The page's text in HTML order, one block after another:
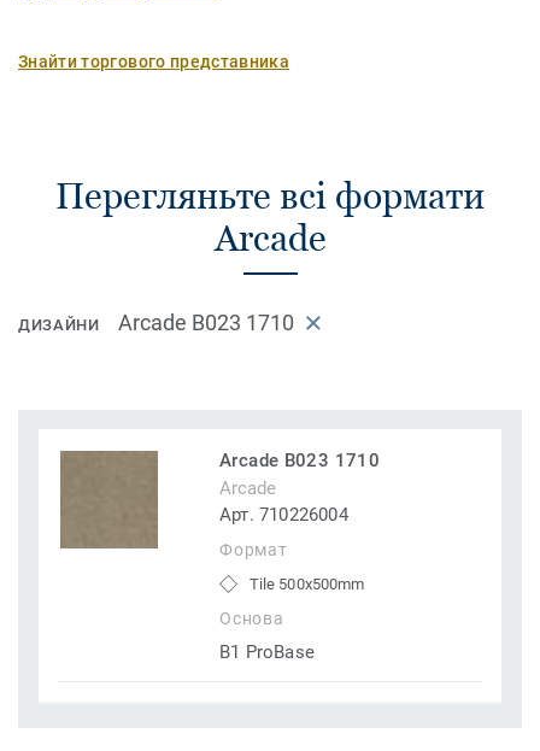
Знайти торгового представника
Перегляньте всі формати
Arcade
ДИЗАЙНИ Arcade B023 1710
Arcade B023 1710
Arcade
Арт. 710226004
Формат
Tile 500x500mm
Основа
B1 ProBase